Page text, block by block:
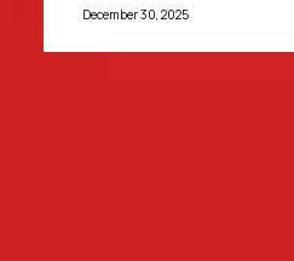
December 30, 2025